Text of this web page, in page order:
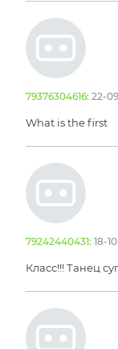
79376304616: 22-
What is the first
79242440431: 18-
Класс!!! Танец